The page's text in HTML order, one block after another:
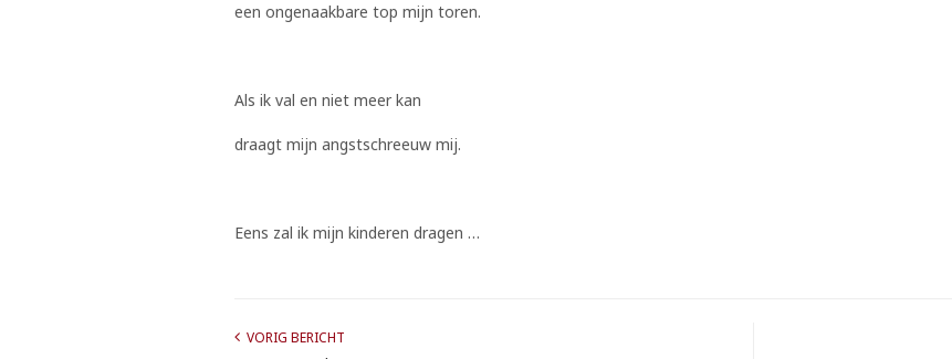
een ongenaakbare top mijn toren.
Als ik val en niet meer kan
draagt mijn angstschreeuw mij.
Eens zal ik mijn kinderen dragen …
VORIG BERICHT